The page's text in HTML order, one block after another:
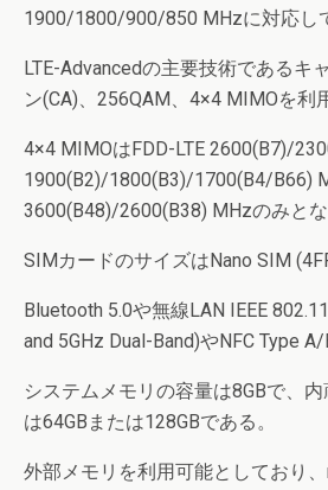
1900/1800/900/850 MHzに対応し
LTE-Advancedの主要技術であるキ
ン(CA)、256QAM、4×4 MIMOを利
4×4 MIMOはFDD-LTE 2600(B7)/
1900(B2)/1800(B3)/1700(B4/B66)
3600(B48)/2600(B38) MHzのみとな
SIMカードのサイズはNano SIM
Bluetooth 5.0や無線LAN IEEE
and 5GHz Dual-Band)やNFC Type A/
システムメモリの容量は8GBで、
は64GBまたは128GBである。
外部メモリを利用可能としており